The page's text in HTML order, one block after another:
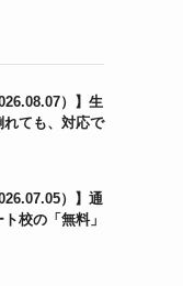
）】生
ても、対応で
）】通
校の「無料」